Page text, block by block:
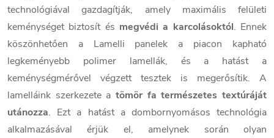
technológiával gazdagítják, amely maximális felületi
keménységet biztosít és megvédi a karcolásoktól. Ennek
köszönhetően a Lamelli panelek a piacon kapható
legkeményebb polimer lamellák, és a hatást a
keménységmérővel végzett tesztek is megerősítik. A
lamelláink szerkezete a tömör fa természetes textúráját
utánozza. Ezt a hatást a dombornyomásos technológia
alkalmazásával érjük el, amelynek során olyan